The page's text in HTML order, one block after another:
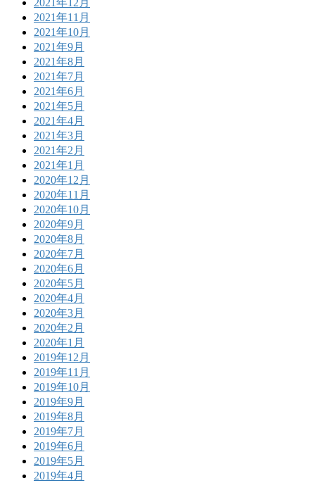
2021年11月
2021年10月
2021年9月
2021年8月
2021年7月
2021年6月
2021年5月
2021年4月
2021年3月
2021年2月
2021年1月
2020年12月
2020年11月
2020年10月
2020年9月
2020年8月
2020年7月
2020年6月
2020年5月
2020年4月
2020年3月
2020年2月
2020年1月
2019年12月
2019年11月
2019年10月
2019年9月
2019年8月
2019年7月
2019年6月
2019年5月
2019年4月